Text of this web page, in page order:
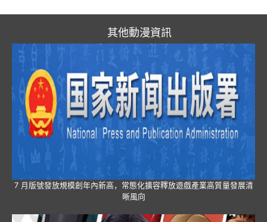
其他動漫資訊
7 月版號發放規模創年內新高，常態化擴容釋放遊戲產業高質量發展清
晰風向